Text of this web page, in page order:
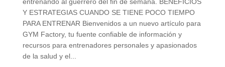
Y ESTRATEGIAS CUANDO SE TIENE POCO TIEMPO
PARA ENTRENAR Bienvenidos a un nuevo artículo para
GYM Factory, tu fuente confiable de información y
recursos para entrenadores personales y apasionados
de la salud y el...